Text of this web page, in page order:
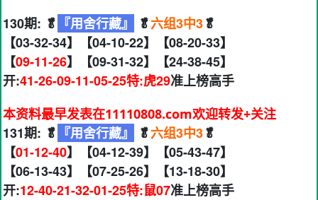
130期: 🥬 『用舍行藏』 🥬六组3中3🥬
【03-32-34】【04-10-22】【08-20-33】
【09-11-26】【09-31-32】【24-38-45】
开:41-26-09-11-05-25特:虎29准上榜高手
本资料最早发表在11110808.com欢迎转发+关注
131期: 🥬 『用舍行藏』 🥬六组3中3🥬
【01-12-40】【04-12-39】【05-43-47】
【06-13-43】【07-25-26】【13-18-30】
开:12-40-21-32-01-25特:鼠07准上榜高手